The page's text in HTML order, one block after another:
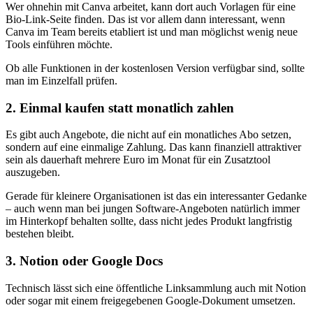
Wer ohnehin mit Canva arbeitet, kann dort auch Vorlagen für eine
Bio-Link-Seite finden. Das ist vor allem dann interessant, wenn
Canva im Team bereits etabliert ist und man möglichst wenig neue
Tools einführen möchte.
Ob alle Funktionen in der kostenlosen Version verfügbar sind, sollte
man im Einzelfall prüfen.
2. Einmal kaufen statt monatlich zahlen
Es gibt auch Angebote, die nicht auf ein monatliches Abo setzen,
sondern auf eine einmalige Zahlung. Das kann finanziell attraktiver
sein als dauerhaft mehrere Euro im Monat für ein Zusatztool
auszugeben.
Gerade für kleinere Organisationen ist das ein interessanter Gedanke
– auch wenn man bei jungen Software-Angeboten natürlich immer
im Hinterkopf behalten sollte, dass nicht jedes Produkt langfristig
bestehen bleibt.
3. Notion oder Google Docs
Technisch lässt sich eine öffentliche Linksammlung auch mit Notion
oder sogar mit einem freigegebenen Google-Dokument umsetzen.